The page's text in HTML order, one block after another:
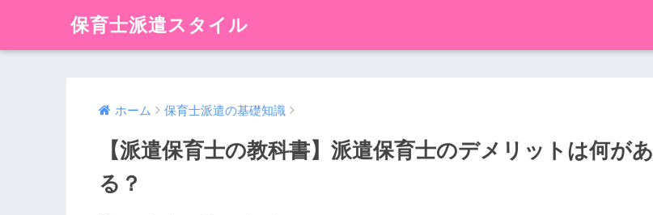
保育士派遣スタイル
ホーム 保育士派遣の基礎知識
【派遣保育士の教科書】派遣保育士のデメリットは何があ
る？